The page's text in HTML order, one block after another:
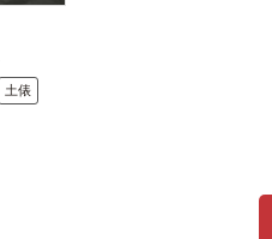
土俵